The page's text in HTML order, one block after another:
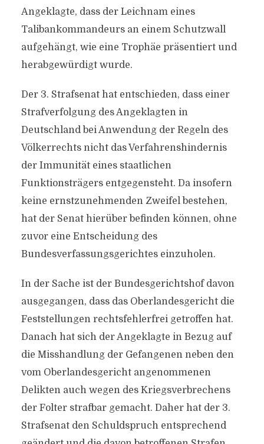
Angeklagte, dass der Leichnam eines
Talibankommandeurs an einem Schutzwall
aufgehängt, wie eine Trophäe präsentiert und
herabgewürdigt wurde.
Der 3. Strafsenat hat entschieden, dass einer
Strafverfolgung des Angeklagten in
Deutschland bei Anwendung der Regeln des
Völkerrechts nicht das Verfahrenshindernis
der Immunität eines staatlichen
Funktionsträgers entgegensteht. Da insofern
keine ernstzunehmenden Zweifel bestehen,
hat der Senat hierüber befinden können, ohne
zuvor eine Entscheidung des
Bundesverfassungsgerichtes einzuholen.
In der Sache ist der Bundesgerichtshof davon
ausgegangen, dass das Oberlandesgericht die
Feststellungen rechtsfehlerfrei getroffen hat.
Danach hat sich der Angeklagte in Bezug auf
die Misshandlung der Gefangenen neben den
vom Oberlandesgericht angenommenen
Delikten auch wegen des Kriegsverbrechens
der Folter strafbar gemacht. Daher hat der 3.
Strafsenat den Schuldspruch entsprechend